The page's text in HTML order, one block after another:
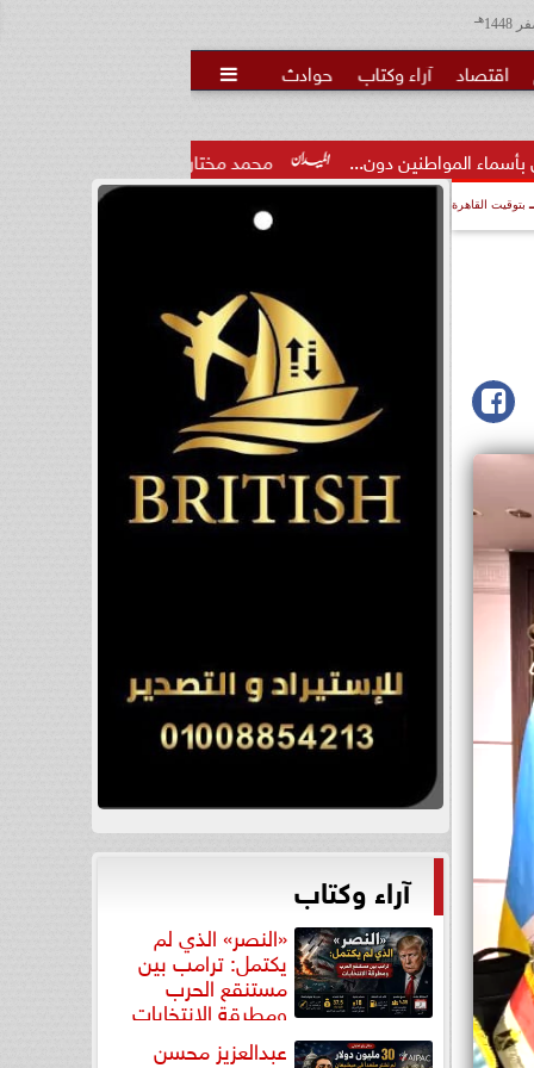
هـ
اقتصاد آراء وكتاب حوادث 
محمد مختار جمعة: بدل البطالة يجب ألا يتحول لمنحة
بتوقيت القاهرة
آراء وكتاب
«النصر» الذي لم
يكتمل: ترامب بين
مستنقع الحرب
ومطرقة الانتخابات
عبدالعزيز محسن